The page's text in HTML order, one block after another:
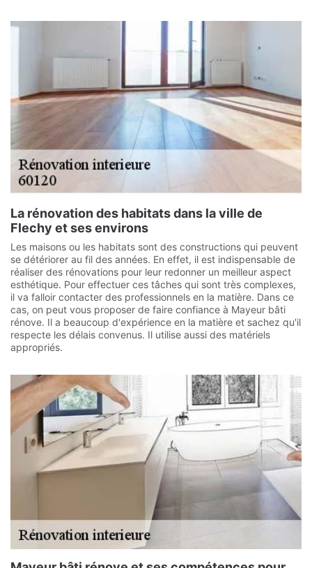
La rénovation des habitats dans la ville de
Flechy et ses environs
Les maisons ou les habitats sont des constructions qui peuvent
se détériorer au fil des années. En effet, il est indispensable de
réaliser des rénovations pour leur redonner un meilleur aspect
esthétique. Pour effectuer ces tâches qui sont très complexes,
il va falloir contacter des professionnels en la matière. Dans ce
cas, on peut vous proposer de faire confiance à Mayeur bâti
rénove. Il a beaucoup d'expérience en la matière et sachez qu'il
respecte les délais convenus. Il utilise aussi des matériels
appropriés.